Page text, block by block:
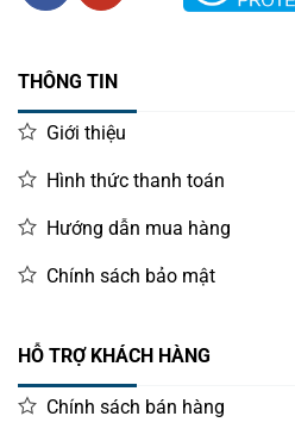
THÔNG TIN
Giới thiệu
Hình thức thanh toán
Hướng dẫn mua hàng
Chính sách bảo mật
HỖ TRỢ KHÁCH HÀNG
Chính sách bán hàng